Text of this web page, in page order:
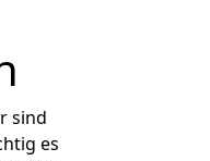
sind
es